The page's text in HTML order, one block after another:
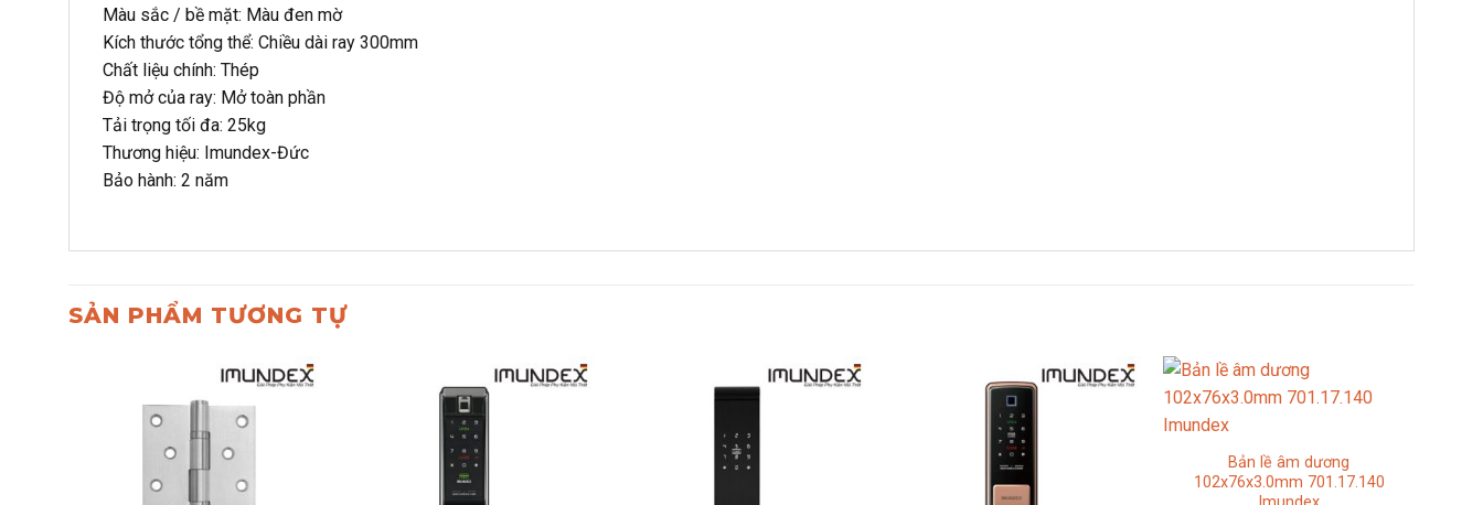
Màu sắc / bề mặt: Màu đen mờ
Kích thước tổng thể: Chiều dài ray 300mm
Chất liệu chính: Thép
Độ mở của ray: Mở toàn phần
Tải trọng tối đa: 25kg
Thương hiệu: Imundex-Đức
Bảo hành: 2 năm
SẢN PHẨM TƯƠNG TỰ
Bản lề âm dương
102x76x3.0mm 701.17.140